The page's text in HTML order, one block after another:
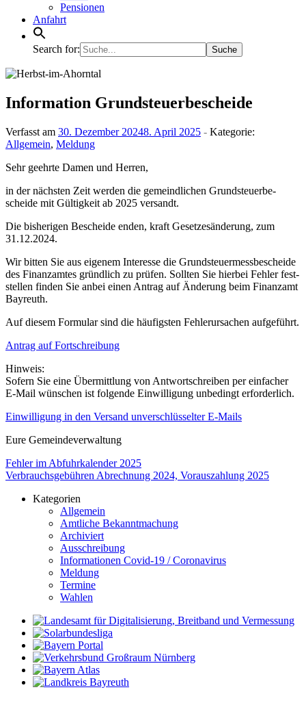
Pensionen
Anfahrt
Search for:
Information Grundsteuerbescheide
Verfasst am 30. Dezember 20248. April 2025 - Kategorie:
Allgemein, Meldung
Sehr geehrte Damen und Herren,
in der nächsten Zeit werden die gemeind­li­chen Grund­steu­er­be­
scheide mit Gültig­keit ab 2025 versandt.
Die bishe­rigen Bescheide enden, kraft Geset­zes­än­de­rung, zum
31.12.2024.
Wir bitten Sie aus eigenem Inter­esse die Grund­steu­er­mess­be­scheide
des Finanz­amtes gründ­lich zu prüfen. Sollten Sie hierbei Fehler fest­
stellen finden Sie anbei einen Antrag auf Ände­rung beim Finanzamt
Bayreuth.
Auf diesem Formular sind die häufigsten Fehler­ur­sa­chen aufgeführt.
Antrag auf Fortschreibung
Hinweis:
Sofern Sie eine Über­mitt­lung von Antwort­schreiben per einfa­cher
E‑Mail wünschen ist folgende Einwil­li­gung unbe­dingt erforderlich.
Einwil­li­gung in den Versand unver­schlüs­selter E‑Mails
Eure Gemein­de­ver­wal­tung
Beitragsnavigation
Fehler im Abfuhrkalender 2025
Verbrauchsgebühren Abrechnung 2024, Vorauszahlung 2025
Kategorien
Allgemein
Amtliche Bekanntmachung
Archiviert
Ausschreibung
Informationen Covid-19 / Coronavirus
Meldung
Termine
Wahlen